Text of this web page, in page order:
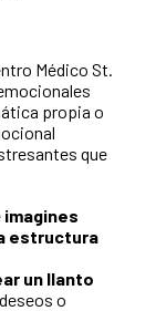
Médico St.
propia o
que
imagines
estructura
un llanto
o